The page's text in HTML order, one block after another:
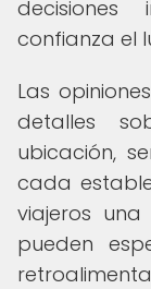
confianza el
Las
detalles
ubicación,
cada
viajeros
pueden